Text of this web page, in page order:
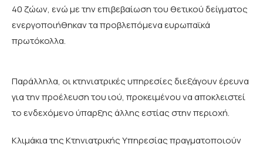
40 ζώων, ενώ με την επιβεβαίωση του θετικού δείγματος
ενεργοποιήθηκαν τα προβλεπόμενα ευρωπαϊκά
πρωτόκολλα.
Παράλληλα, οι κτηνιατρικές υπηρεσίες διεξάγουν έρευνα
για την προέλευση του ιού, προκειμένου να αποκλειστεί
το ενδεχόμενο ύπαρξης άλλης εστίας στην περιοχή.
Κλιμάκια της Κτηνιατρικής Υπηρεσίας πραγματοποιούν